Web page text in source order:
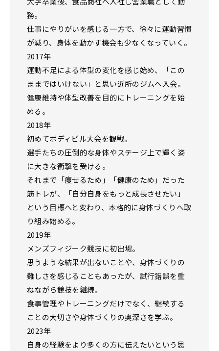
務。
仕事にやりがいを感じる一方で、徐々に運動習慣
が減り、身体を動かす機会も少なくなっていく。
2017年
運動不足による体型の変化を感じ始め、「この
ままではいけない」と思い近所のジムへ入会。
健康維持や体型改善を目的にトレーニングを始
める。
2018年
初めてボディビル大会を観戦。
選手たちの圧倒的な身体やステージ上で輝く姿
に大きな衝撃を受ける。
それまで「痩せるため」「健康のため」だった
筋トレが、「自分自身をもっと成長させたい」
という目標へと変わり、本格的に身体づくりへ取
り組み始める。
2019年
メンズフィジーク競技に初出場。
思うような結果が出ないことや、身体づくりの
難しさを感じることもあったが、試行錯誤を重
ねながら競技を継続。
食事管理やトレーニングだけでなく、継続する
ことの大切さや身体づくりの奥深さを学ぶ。
2023年
自身の経験をより多くの方に伝えたいという思